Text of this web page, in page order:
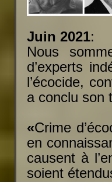
Juin 2021:
Nous
d’experts
l’écocide,
a conclu son
«Crime
en
causent à
soient